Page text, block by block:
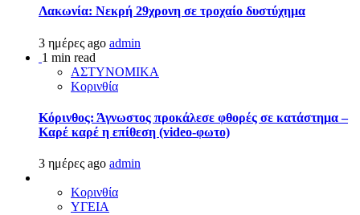
Λακωνία: Νεκρή 29χρονη σε τροχαίο δυστύχημα
3 ημέρες ago admin
1 min read
ΑΣΤΥΝΟΜΙΚΑ
Κορινθία
Κόρινθος: Άγνωστος προκάλεσε φθορές σε κατάστημα –
Καρέ καρέ η επίθεση (video-φωτο)
3 ημέρες ago admin
Κορινθία
ΥΓΕΙΑ